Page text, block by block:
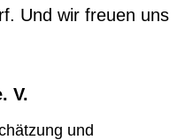
Und wir freuen uns
V.
und